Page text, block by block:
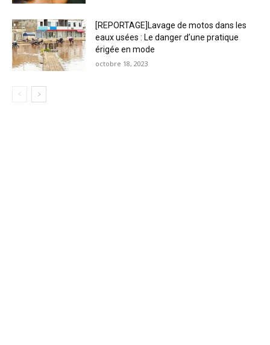
[REPORTAGE]Lavage de motos dans les
eaux usées : Le danger d’une pratique
érigée en mode
octobre 18, 2023